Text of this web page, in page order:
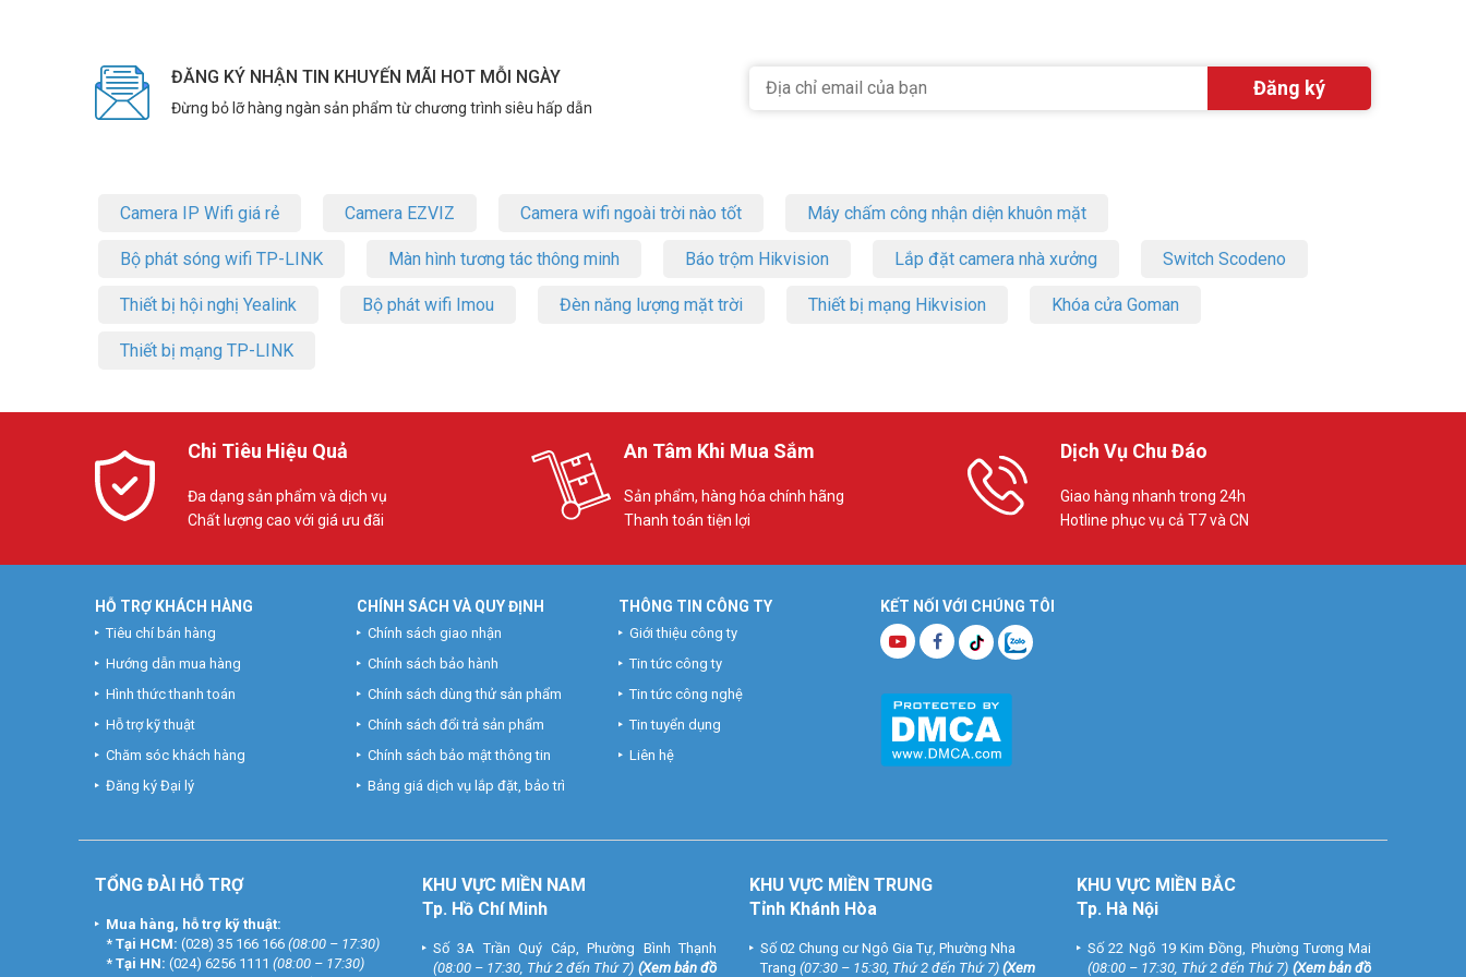
*** Xem thêm:Bạn biết gì về máy chấm công nhận diện khuôn mặt?
** ƯU ĐÃI:
– Miễn phí cài đặt và hướng dẫn sử dụng (300.000đ+).
– Miễn phí các vật tư phụ khi lắp đặt (50.000đ+).
– Miễn phí bảo hành tận nơi 12 tháng do lỗi kỹ thuật (500.000đ).
Bảng báo giá lắp đặt máy chấm công DAHUA DHI-ASA4214F cho kho xưởng giá rẻ
Gói lắp đặt Giá niêm yết
Phí trọn gói Vũ Hoàng lắp đặt
14.600.000đ
Ứng dụng khi lắp đặt bộ máy chấm công DAHUA
Bảo mật cao: không chấm công dùm được.
Chấm công theo ca, giờ hành chính.
Xuất dữ liệu chấm công ra Excel theo định dạng bảng chi tiết, tổng hợp ngày/tuần/tháng.
ĐĂNG KÝ NHẬN TIN KHUYẾN MÃI HOT MỖI NGÀY
Đừng bỏ lỡ hàng ngàn sản phẩm từ chương trình siêu hấp dẫn
Camera IP Wifi giá rẻ Camera EZVIZ Camera wifi ngoài trời nào tốt Máy chấm công nhận diện khuôn mặt
Bộ phát sóng wifi TP-LINK Màn hình tương tác thông minh Báo trộm Hikvision Lắp đặt camera nhà xưởng Switch Scodeno
Thiết bị hội nghị Yealink Bộ phát wifi Imou Đèn năng lượng mặt trời Thiết bị mạng Hikvision Khóa cửa Goman
Thiết bị mạng TP-LINK
Chi Tiêu Hiệu Quả
Đa dạng sản phẩm và dịch vụ
Chất lượng cao với giá ưu đãi
An Tâm Khi Mua Sắm
Sản phẩm, hàng hóa chính hãng
Thanh toán tiện lợi
Dịch Vụ Chu Đáo
Giao hàng nhanh trong 24h
Hotline phục vụ cả T7 và CN
KẾT NỐI VỚI CHÚNG TÔI
HỖ TRỢ KHÁCH HÀNG
Tiêu chí bán hàng
Hướng dẫn mua hàng
Hình thức thanh toán
Hỗ trợ kỹ thuật
Chăm sóc khách hàng
Đăng ký Đại lý
CHÍNH SÁCH VÀ QUY ĐỊNH
Chính sách giao nhận
Chính sách bảo hành
Chính sách dùng thử sản phẩm
Chính sách đổi trả sản phẩm
Chính sách bảo mật thông tin
Bảng giá dịch vụ lắp đặt, bảo trì
THÔNG TIN CÔNG TY
Giới thiệu công ty
Tin tức công ty
Tin tức công nghệ
Tin tuyển dụng
Liên hệ
TỔNG ĐÀI HỖ TRỢ
Mua hàng, hỗ trợ kỹ thuật:
* Tại HCM: (028) 35 166 166 (08:00 – 17:30)
* Tại HN: (024) 6256 1111 (08:00 – 17:30)
KHU VỰC MIỀN NAM
Tp. Hồ Chí Minh
Số 3A Trần Quý Cáp, Phường Bình Thạnh
(08:00 – 17:30, Thứ 2 đến Thứ 7) (Xem bản đồ
KHU VỰC MIỀN TRUNG
Tỉnh Khánh Hòa
Số 02 Chung cư Ngô Gia Tự, Phường Nha
Trang (07:30 – 15:30, Thứ 2 đến Thứ 7) (Xem
KHU VỰC MIỀN BẮC
Tp. Hà Nội
Số 22 Ngõ 19 Kim Đồng, Phường Tương Mai
(08:00 – 17:30, Thứ 2 đến Thứ 7) (Xem bản đồ